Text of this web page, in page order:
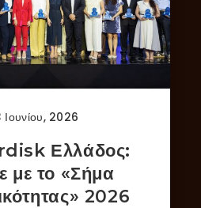
Ιουνίου, 2026
Ελλάδος:
με το «Σήμα
2026